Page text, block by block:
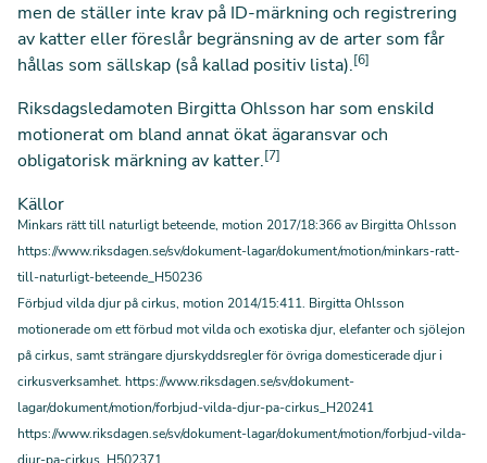
men de ställer inte krav på ID-märkning och registrering
av katter eller föreslår begränsning av de arter som får
hållas som sällskap (så kallad positiv lista).[6]
Riksdagsledamoten Birgitta Ohlsson har som enskild
motionerat om bland annat ökat ägaransvar och
obligatorisk märkning av katter.[7]
Källor
Minkars rätt till naturligt beteende, motion 2017/18:366 av Birgitta Ohlsson
https://www.riksdagen.se/sv/dokument-lagar/dokument/motion/minkars-ratt-
till-naturligt-beteende_H50236
Förbjud vilda djur på cirkus, motion 2014/15:411. Birgitta Ohlsson
motionerade om ett förbud mot vilda och exotiska djur, elefanter och sjölejon
på cirkus, samt strängare djurskyddsregler för övriga domesticerade djur i
cirkusverksamhet. https://www.riksdagen.se/sv/dokument-
lagar/dokument/motion/forbjud-vilda-djur-pa-cirkus_H20241
https://www.riksdagen.se/sv/dokument-lagar/dokument/motion/forbjud-vilda-